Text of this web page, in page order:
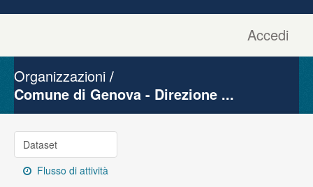
Accedi
Gruppi
Organizzazioni
Comune di Genova - Direzione ...
Dataset
Flusso di attività